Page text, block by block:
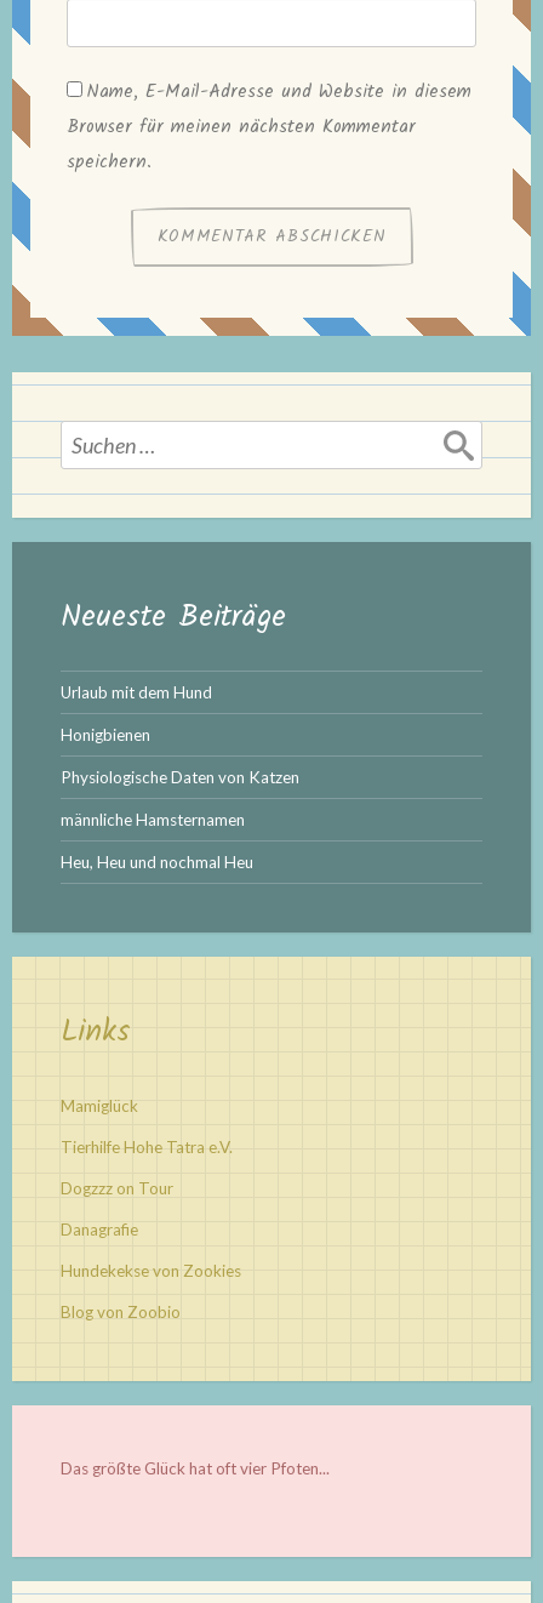
Name, E-Mail-Adresse und Website in diesem
Browser für meinen nächsten Kommentar
speichern.
Suchen
nach:
Neueste Beiträge
Urlaub mit dem Hund
Honigbienen
Physiologische Daten von Katzen
männliche Hamsternamen
Heu, Heu und nochmal Heu
Links
Mamiglück
Tierhilfe Hohe Tatra e.V.
Dogzzz on Tour
Danagrafie
Hundekekse von Zookies
Blog von Zoobio
Das größte Glück hat oft vier Pfoten...